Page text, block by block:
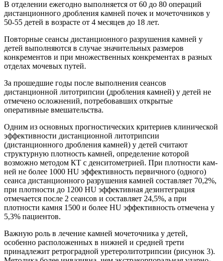
В отделении ежегодно выполняется от 60 до 80 операций
дистанционного дробления камней почек и мочеточников у
50-55 детей в возрасте от 4 месяцев до 18 лет.
Повторные сеансы дистанционного разрушения камней у
детей выполняются в случае значительных размеров
конкрементов и при множественных конкрементах в разных
отделах мочевых путей.
За прошедшие годы после выполнения сеансов
дистанционной литотрипсии (дробления камней) у детей не
отмечено осложнений, потребовавших открытые
оперативные вмешательства.
Одним из основных прогностических критериев клинической
эффек­тивности дистанционной литотрипсии
(дистанционного дробления камней) у детей считают
структурную плотность камней, определение которой
возможно методом КТ с денситометрией. При плотности кам­
ней не более 1000 HU эффективность первичного (одного)
сеанса дистанционного разрушения камней составляет 70,2%,
при плотности до 1200 HU эффективная дезинтегра­ция
отмечается после 2 сеансов и составляет 24,5%, а при
плотности камня 1500 и более HU эффективность отмечена у
5,3% пациентов.
Важную роль в лечение камней мочеточника у детей,
особенно расположенных в нижней и средней трети
принадлежит ретроградной уретеролитотрипсии (рисунок 3).